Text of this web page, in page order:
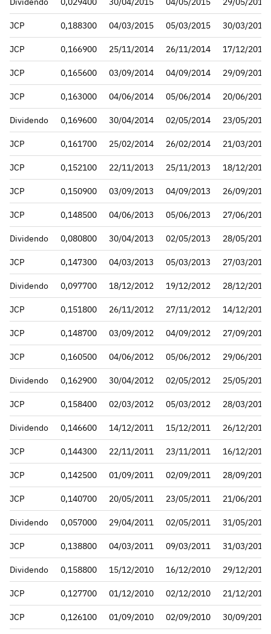
JCP 0,188300 04/03/2015 05/03/2015 30/03/2015
JCP 0,166900 25/11/2014 26/11/2014 17/12/2014
JCP 0,165600 03/09/2014 04/09/2014 29/09/2014
JCP 0,163000 04/06/2014 05/06/2014 20/06/2014
Dividendo 0,169600 30/04/2014 02/05/2014 23/05/2014
JCP 0,161700 25/02/2014 26/02/2014 21/03/2014
JCP 0,152100 22/11/2013 25/11/2013 18/12/2013
JCP 0,150900 03/09/2013 04/09/2013 26/09/2013
JCP 0,148500 04/06/2013 05/06/2013 27/06/2013
Dividendo 0,080800 30/04/2013 02/05/2013 28/05/2013
JCP 0,147300 04/03/2013 05/03/2013 27/03/2013
Dividendo 0,097700 18/12/2012 19/12/2012 28/12/2012
JCP 0,151800 26/11/2012 27/11/2012 14/12/2012
JCP 0,148700 03/09/2012 04/09/2012 27/09/2012
JCP 0,160500 04/06/2012 05/06/2012 29/06/2012
Dividendo 0,162900 30/04/2012 02/05/2012 25/05/2012
JCP 0,158400 02/03/2012 05/03/2012 28/03/2012
Dividendo 0,146600 14/12/2011 15/12/2011 26/12/2011
JCP 0,144300 22/11/2011 23/11/2011 16/12/2011
JCP 0,142500 01/09/2011 02/09/2011 28/09/2011
JCP 0,140700 20/05/2011 23/05/2011 21/06/2011
Dividendo 0,057000 29/04/2011 02/05/2011 31/05/2011
JCP 0,138800 04/03/2011 09/03/2011 31/03/2011
Dividendo 0,158800 15/12/2010 16/12/2010 29/12/2010
JCP 0,127700 01/12/2010 02/12/2010 21/12/2010
JCP 0,126100 01/09/2010 02/09/2010 30/09/2010